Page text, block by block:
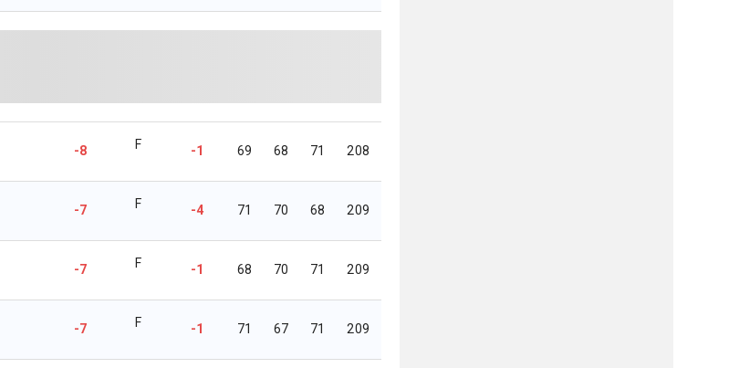
-8 F -1 69 68 71 208
-7 F -4 71 70 68 209
-7 F -1 68 70 71 209
-7 F -1 71 67 71 209